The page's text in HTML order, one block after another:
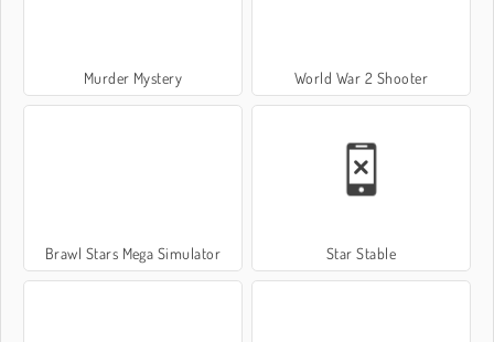
Murder Mystery World War 2 Shooter
Brawl Stars Mega Simulator Star Stable